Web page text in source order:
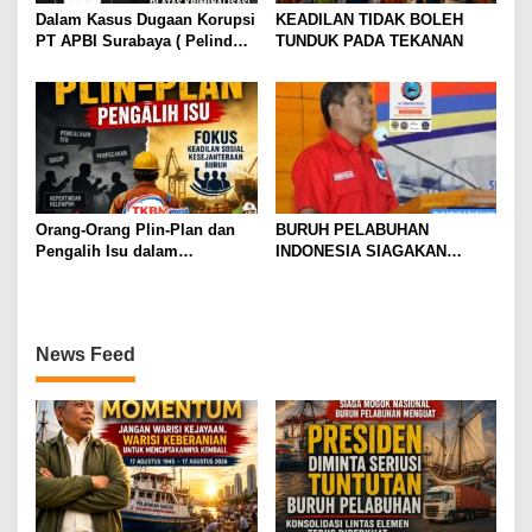
Dalam Kasus Dugaan Korupsi
PT APBI Surabaya ( Pelindo
Prestasi Penegakan Hukum
Jangan Dibangun di Atas
Kriminalisasi
KEADILAN TIDAK BOLEH
TUNDUK PADA TEKANAN
Orang-Orang Plin-Plan dan
Pengalih Isu dalam
BURUH PELABUHAN
INDONESIA SIAGAKAN
News Feed